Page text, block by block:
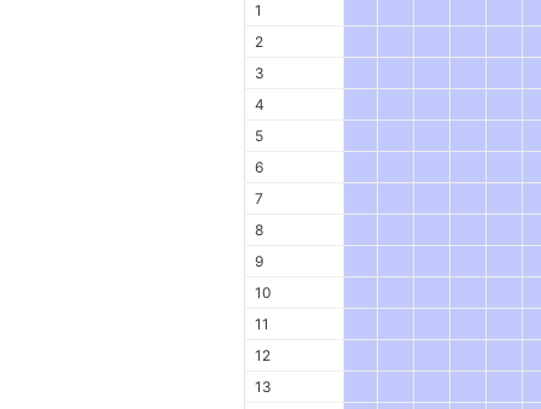
1
2
3
4
5
6
7
8
9
10
11
12
13